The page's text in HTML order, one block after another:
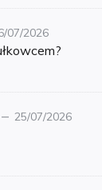
07/2026
Posted
25/07/2026